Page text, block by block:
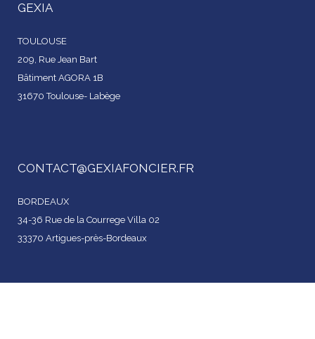
GEXIA
TOULOUSE
209, Rue Jean Bart
Bâtiment AGORA 1B
31670 Toulouse- Labège
CONTACT@GEXIAFONCIER.FR
BORDEAUX
34-36 Rue de la Courrege Villa 02
33370 Artigues-près-Bordeaux